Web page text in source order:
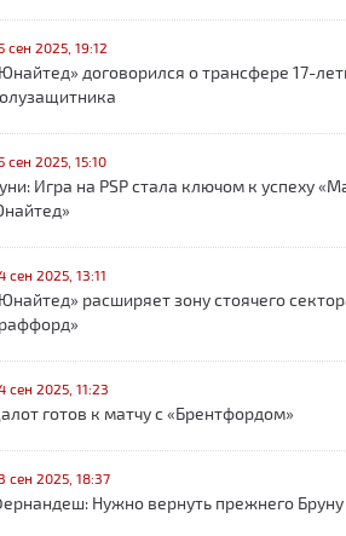
сен 2025, 19:12
договорился о трансфере 17-
сен 2025, 15:10
Игра на PSP стала ключом к успеху
сен 2025, 13:11
расширяет зону стоячего
сен 2025, 11:23
готов к матчу с «Брентфордом»
сен 2025, 18:37
Нужно вернуть прежнего Бруну